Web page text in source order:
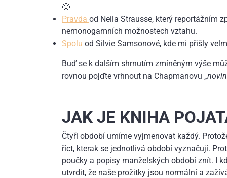
🙂
Pravda od Neila Strausse, který reportážním
nemonogamních možnostech vztahu.
Spolu od Silvie Samsonové, kde mi přišly
Buď se k dalším shrnutím zmíněným výše
rovnou pojďte vrhnout na Chapmanovu „
JAK JE KNIHA
Čtyři období umíme vyjmenovat každý.
říct, kterak se jednotlivá období vyznačují.
poučky a popisy manželských období znít. I
utvrdit, že naše prožitky jsou normální a